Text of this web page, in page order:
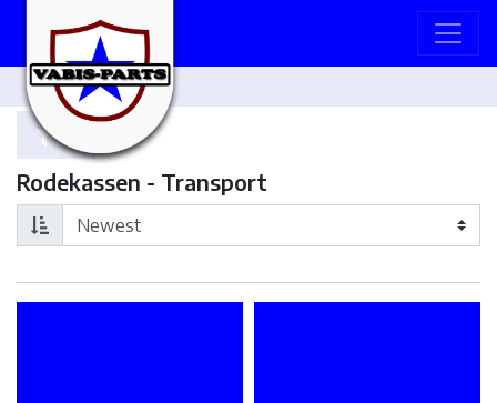
Rodekassen - Transport